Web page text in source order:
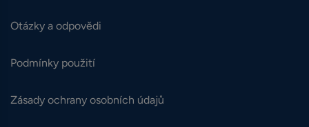
Otázky a odpovědi
Podmínky použití
Zásady ochrany osobních údajů